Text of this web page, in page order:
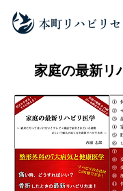
家庭の最新リ